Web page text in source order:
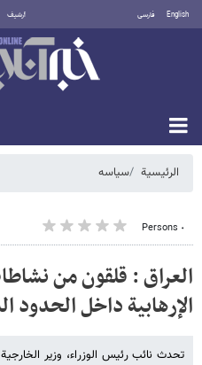
English فارسی أرشيف
الرئيسية سیاسه
٠ Persons
العراق : قلقون من
الإرهابية داخل الحدود
تحدث نائب رئيس الوزراء، وزير